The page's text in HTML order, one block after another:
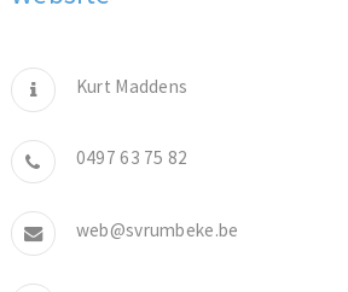
Kurt Maddens
0497 63 75 82
web@svrumbeke.be